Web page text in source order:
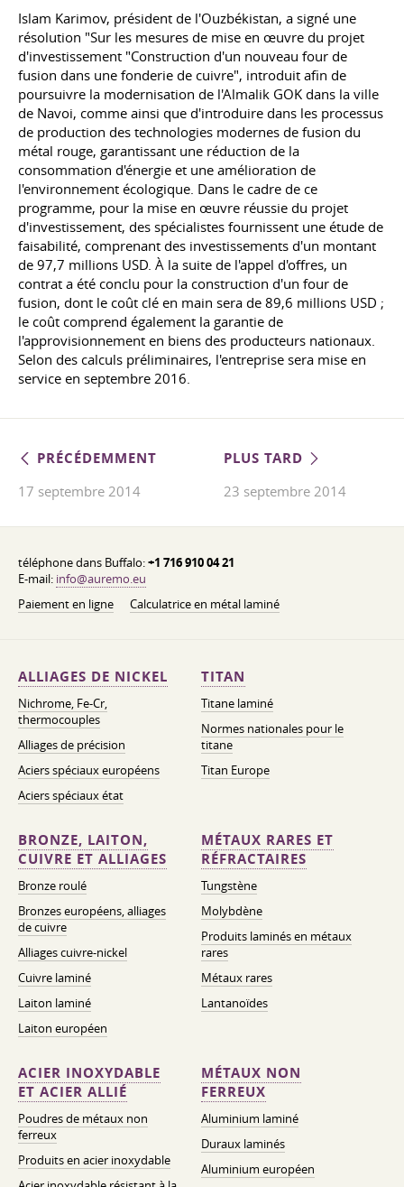
Islam Karimov, président de l'Ouzbékistan, a signé une
résolution "Sur les mesures de mise en œuvre du projet
d'investissement "Construction d'un nouveau four de
fusion dans une fonderie de cuivre", introduit afin de
poursuivre la modernisation de l'Almalik GOK dans la ville
de Navoi, comme ainsi que d'introduire dans les processus
de production des technologies modernes de fusion du
métal rouge, garantissant une réduction de la
consommation d'énergie et une amélioration de
l'environnement écologique. Dans le cadre de ce
programme, pour la mise en œuvre réussie du projet
d'investissement, des spécialistes fournissent une étude de
faisabilité, comprenant des investissements d'un montant
de 97,7 millions USD. À la suite de l'appel d'offres, un
contrat a été conclu pour la construction d'un four de
fusion, dont le coût clé en main sera de 89,6 millions USD ;
le coût comprend également la garantie de
l'approvisionnement en biens des producteurs nationaux.
Selon des calculs préliminaires, l'entreprise sera mise en
service en septembre 2016.
PRÉCÉDEMMENT
17 septembre 2014
PLUS TARD
23 septembre 2014
téléphone dans Buffalo:+1 716 910 04 21
E-mail: info@auremo.eu
Paiement en ligne
Calculatrice en métal laminé
ALLIAGES DE NICKEL
Nichrome, Fe-Cr,
thermocouples
Alliages de précision
Aciers spéciaux européens
Aciers spéciaux état
TITAN
Titane laminé
Normes nationales pour le
titane
Titan Europe
BRONZE, LAITON,
CUIVRE ET ALLIAGES
Bronze roulé
Bronzes européens, alliages
de cuivre
Alliages cuivre-nickel
Cuivre laminé
Laiton laminé
Laiton européen
MÉTAUX RARES ET
RÉFRACTAIRES
Tungstène
Molybdène
Produits laminés en métaux
rares
Métaux rares
Lantanoïdes
ACIER INOXYDABLE
ET ACIER ALLIÉ
Poudres de métaux non
ferreux
Produits en acier inoxydable
MÉTAUX NON
FERREUX
Aluminium laminé
Duraux laminés
Aluminium européen